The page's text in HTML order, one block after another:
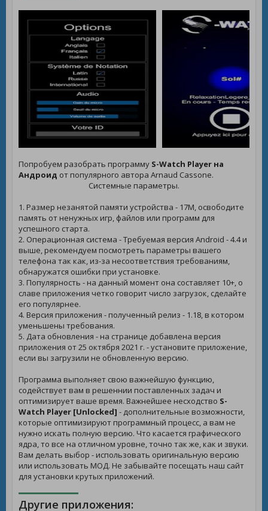
Попробуем разобрать программу S-Watch Player на
Андроид от популярного автора Arnaud Cassone.
Системные параметры.
1. Размер незанятой памяти устройства - 17M, освободите
память от ненужных игр, файлов или программ для
успешного старта.
2. Операционная система - Требуемая версия Android - 4.4 и
выше, рекомендуем посмотреть параметры вашего
телефона так как, из-за несоответствия требованиям,
обнаружатся ошибки при установке.
3. Популярность - на данный момент она составляет 10+, о
славе приложения четко говорит число загрузок, сделайте
его популярнее.
4. Версия приложения - полученный релиз - 1.18, в котором
уменьшены требования.
5. Дата обновления - на странице добавлена версия
приложения от 25 октября 2021 г. - установите приложение,
если вы загрузили не обновленную версию.
Программа выполняет свою важнейшую функцию,
содействует вам в решеннии поставленных задач и
оптимизирует ваше время. Важнейшее несходство S-
Watch Player [Unlocked] - дополнительные возможности,
которые оптимизируют программный процесс, а вам не
нужно искать полную версию. Что касается графического
ядра, то все на отличном уровне, точно так же, как и звуки.
Вам делать выбор - использовать оригинальную версию
или использовать МОД. Не забывайте посещать наш сайт
для установки крутых приложений.
Другие приложения: